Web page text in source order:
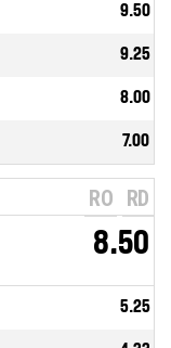
9.50
9.25
8.00
7.00
RO RD
8.50
5.25